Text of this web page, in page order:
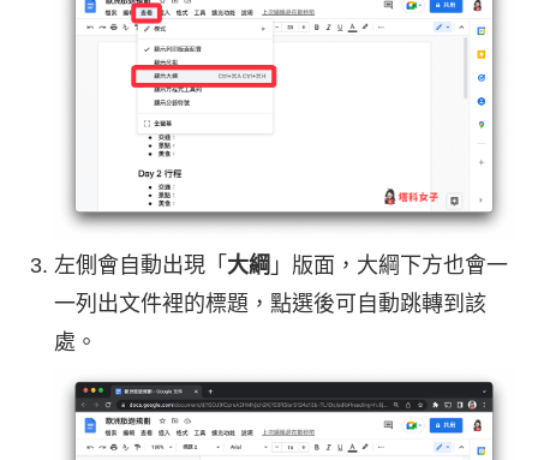
左側會自動出現「 大綱 」版面，大綱下方也會一
一列出文件裡的標題，點選後可自動跳轉到該
處。